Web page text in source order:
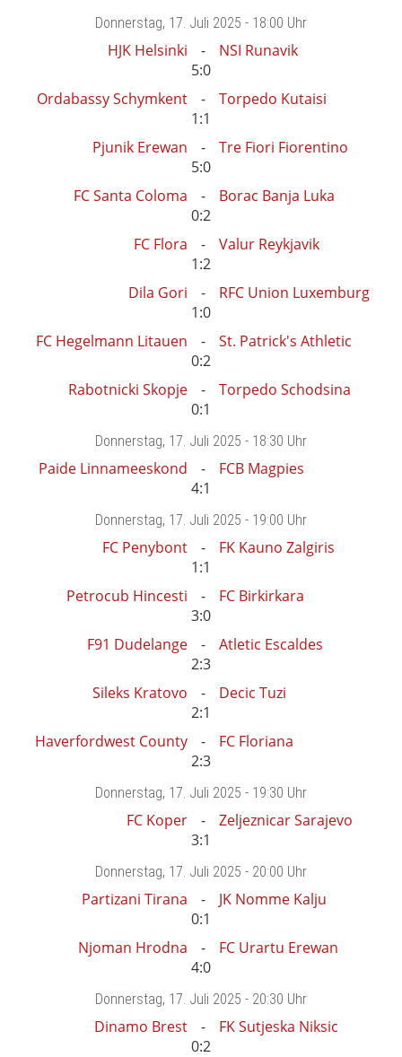
Donnerstag, 17. Juli 2025 - 18:00 Uhr
HJK Helsinki
NSI Runavik
5:0
Ordabassy Schymkent
Torpedo Kutaisi
1:1
Pjunik Erewan
Tre Fiori Fiorentino
5:0
FC Santa Coloma
Borac Banja Luka
0:2
FC Flora
Valur Reykjavik
1:2
Dila Gori
RFC Union Luxemburg
1:0
FC Hegelmann Litauen
St. Patrick's Athletic
0:2
Rabotnicki Skopje
Torpedo Schodsina
0:1
Donnerstag, 17. Juli 2025 - 18:30 Uhr
Paide Linnameeskond
FCB Magpies
4:1
Donnerstag, 17. Juli 2025 - 19:00 Uhr
FC Penybont
FK Kauno Zalgiris
1:1
Petrocub Hincesti
FC Birkirkara
3:0
F91 Dudelange
Atletic Escaldes
2:3
Sileks Kratovo
Decic Tuzi
2:1
Haverfordwest County
FC Floriana
2:3
Donnerstag, 17. Juli 2025 - 19:30 Uhr
FC Koper
Zeljeznicar Sarajevo
3:1
Donnerstag, 17. Juli 2025 - 20:00 Uhr
Partizani Tirana
JK Nomme Kalju
0:1
Njoman Hrodna
FC Urartu Erewan
4:0
Donnerstag, 17. Juli 2025 - 20:30 Uhr
Dinamo Brest
FK Sutjeska Niksic
0:2